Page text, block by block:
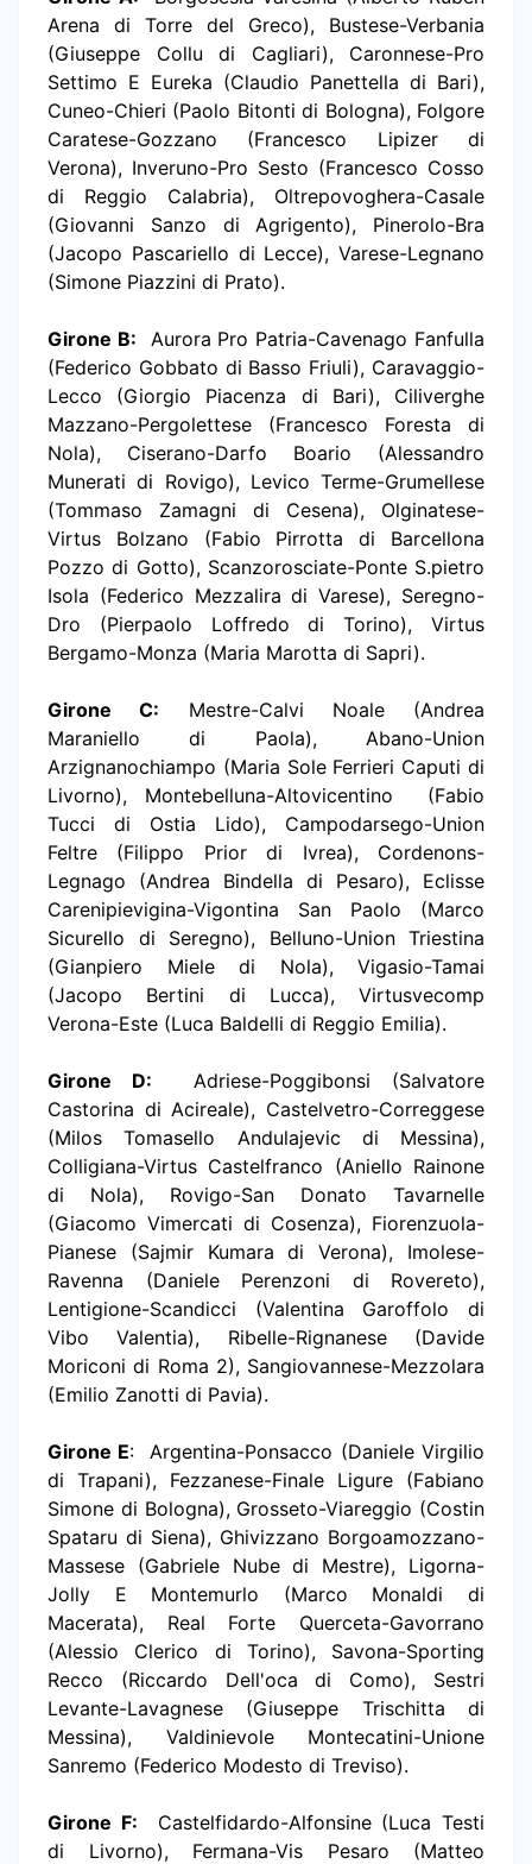
Arena di Torre del Greco), Bustese-Verbania
(Giuseppe Collu di Cagliari), Caronnese-Pro
Settimo E Eureka (Claudio Panettella di Bari),
Cuneo-Chieri (Paolo Bitonti di Bologna), Folgore
Caratese-Gozzano (Francesco Lipizer di
Verona), Inveruno-Pro Sesto (Francesco Cosso
di Reggio Calabria), Oltrepovoghera-Casale
(Giovanni Sanzo di Agrigento), Pinerolo-Bra
(Jacopo Pascariello di Lecce), Varese-Legnano
(Simone Piazzini di Prato).
Girone B: Aurora Pro Patria-Cavenago Fanfulla
(Federico Gobbato di Basso Friuli), Caravaggio-
Lecco (Giorgio Piacenza di Bari), Ciliverghe
Mazzano-Pergolettese (Francesco Foresta di
Nola), Ciserano-Darfo Boario (Alessandro
Munerati di Rovigo), Levico Terme-Grumellese
(Tommaso Zamagni di Cesena), Olginatese-
Virtus Bolzano (Fabio Pirrotta di Barcellona
Pozzo di Gotto), Scanzorosciate-Ponte S.pietro
Isola (Federico Mezzalira di Varese), Seregno-
Dro (Pierpaolo Loffredo di Torino), Virtus
Bergamo-Monza (Maria Marotta di Sapri).
Girone C: Mestre-Calvi Noale (Andrea
Maraniello di Paola), Abano-Union
Arzignanochiampo (Maria Sole Ferrieri Caputi di
Livorno), Montebelluna-Altovicentino (Fabio
Tucci di Ostia Lido), Campodarsego-Union
Feltre (Filippo Prior di Ivrea), Cordenons-
Legnago (Andrea Bindella di Pesaro), Eclisse
Carenipievigina-Vigontina San Paolo (Marco
Sicurello di Seregno), Belluno-Union Triestina
(Gianpiero Miele di Nola), Vigasio-Tamai
(Jacopo Bertini di Lucca), Virtusvecomp
Verona-Este (Luca Baldelli di Reggio Emilia).
Girone D:
Adriese-Poggibonsi (Salvatore
Castorina di Acireale), Castelvetro-Correggese
(Milos Tomasello Andulajevic di Messina),
Colligiana-Virtus Castelfranco (Aniello Rainone
di Nola), Rovigo-San Donato Tavarnelle
(Giacomo Vimercati di Cosenza), Fiorenzuola-
Pianese (Sajmir Kumara di Verona), Imolese-
Ravenna (Daniele Perenzoni di Rovereto),
Lentigione-Scandicci (Valentina Garoffolo di
Vibo Valentia), Ribelle-Rignanese (Davide
Moriconi di Roma 2), Sangiovannese-Mezzolara
(Emilio Zanotti di Pavia).
Girone E: Argentina-Ponsacco (Daniele Virgilio
di Trapani), Fezzanese-Finale Ligure (Fabiano
Simone di Bologna), Grosseto-Viareggio (Costin
Spataru di Siena), Ghivizzano Borgoamozzano-
Massese (Gabriele Nube di Mestre), Ligorna-
Jolly E Montemurlo (Marco Monaldi di
Macerata), Real Forte Querceta-Gavorrano
(Alessio Clerico di Torino), Savona-Sporting
Recco (Riccardo Dell'oca di Como), Sestri
Levante-Lavagnese (Giuseppe Trischitta di
Messina), Valdinievole Montecatini-Unione
Sanremo (Federico Modesto di Treviso).
Girone F: Castelfidardo-Alfonsine (Luca Testi
di Livorno), Fermana-Vis Pesaro (Matteo